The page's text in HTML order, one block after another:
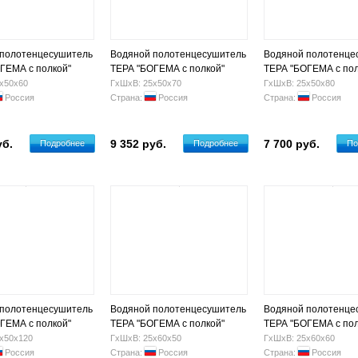
с полкой"
3/4" (2+3+3 п)
Россия
Подробнее
Водяной полотенцесушитель
ТЕРА "БОГЕМА с полкой"
500х700 Н.Г. 3/4" (2+4+3 п)
ГхШхВ: 25х50х70
Страна:
Россия
9 352 руб. Подробнее
Водяной
ТЕРА "БОГЕМА с
500х800 Н.Г. 3/4"
ГхШхВ: 25х50х80
Страна:
Россия
7 700 руб.
с полкой"
3/4" (5+7+6 п)
Россия
Водяной полотенцесушитель
ТЕРА "БОГЕМА с полкой"
600х500 Н.Г. 3/4" (1+3+2 п)
ГхШхВ: 25х60х50
Страна:
Россия
Водяной
ТЕРА "БОГЕМА с
600х600 Н.Г. 3/4"
ГхШхВ: 25х60х60
Страна:
Россия